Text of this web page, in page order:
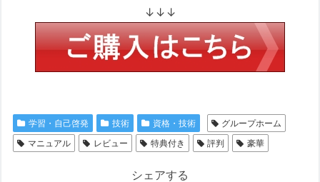
↓↓↓
学習・自己啓発 技術 資格・技術
グループホーム
マニュアル
レビュー 特典付き 評判 豪華
シェアする